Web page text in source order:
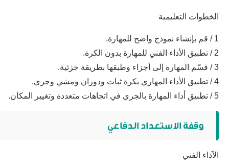
الخطوات التعليمية
وقفة الاستعداد الدفاعي
الآداء الفني